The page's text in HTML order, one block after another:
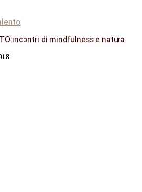
di mindfulness e natura